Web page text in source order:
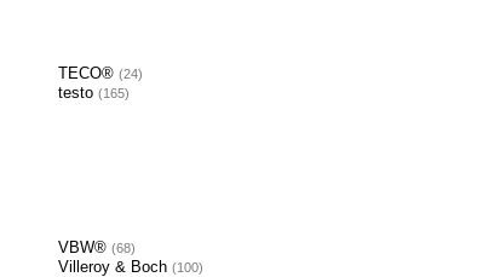
TECO® 24
testo 165
VBW® 68
Villeroy & Boch 100